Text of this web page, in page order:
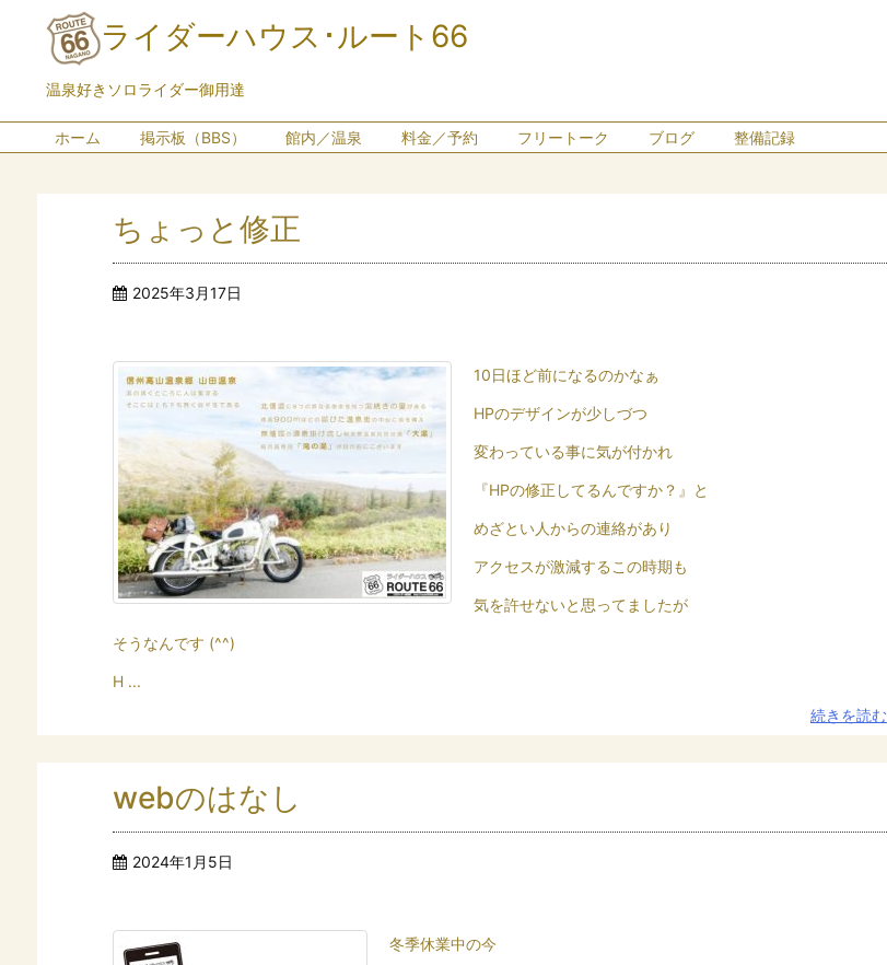
ライダーハウス･ルート66
温泉好きソロライダー御用達
ホーム 掲示板（BBS） 館内／温泉 料金／予約 フリートーク ブログ 整備記録
ちょっと修正
2025年3月17日
10日ほど前になるのかなぁ
HPのデザインが少しづつ
変わっている事に気が付かれ
『HPの修正してるんですか？』と
めざとい人からの連絡があり
アクセスが激減するこの時期も
気を許せないと思ってましたが
そうなんです (^^)
H ...
続きを読む
webのはなし
2024年1月5日
冬季休業中の今